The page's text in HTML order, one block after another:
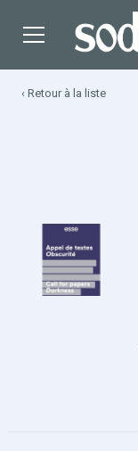
‹ Retour à la liste